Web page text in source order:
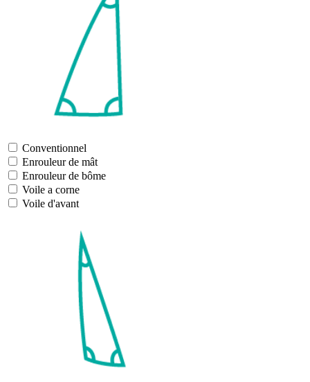
Conventionnel
Enrouleur de mât
Enrouleur de bôme
Voile a corne
Voile d'avant